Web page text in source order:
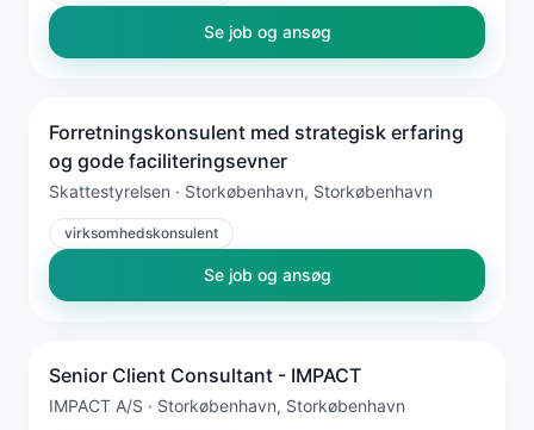
Se job og ansøg
Forretningskonsulent med strategisk erfaring
og gode faciliteringsevner
Skattestyrelsen · Storkøbenhavn, Storkøbenhavn
virksomhedskonsulent
Se job og ansøg
Senior Client Consultant - IMPACT
IMPACT A/S · Storkøbenhavn, Storkøbenhavn